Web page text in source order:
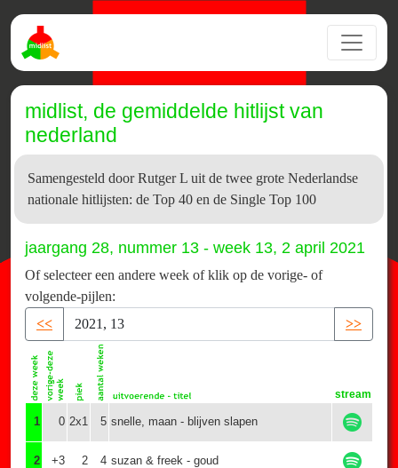
midlist, de gemiddelde hitlijst van
nederland
Samengesteld door Rutger L uit de twee grote Nederlandse
nationale hitlijsten: de Top 40 en de Single Top 100
jaargang 28, nummer 13 - week 13, 2 april 2021
Of selecteer een andere week of klik op de vorige- of
volgende-pijlen:
<<
>>
stream
1 0 2x1 5 snelle, maan - blijven slapen
2 +3 2 4 suzan & freek - goud